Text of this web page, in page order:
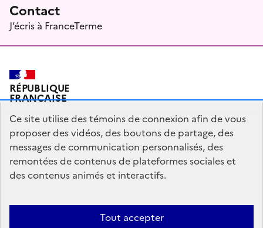
Contact
J’écris à FranceTerme
RÉPUBLIQUE
FRANÇAISE
Plan du site Mentions légales Qui sommes-nous ?
Partagez votre expérience pour améliorer les services
Accessibilité : partiellement conforme
Ce site utilise des témoins de connexion afin de vous
proposer des vidéos, des boutons de partage, des
messages de communication personnalisés, des
remontées de contenus de plateformes sociales et
des contenus animés et interactifs.
Tout accepter